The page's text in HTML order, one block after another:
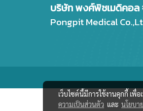
บริษัท พงศ์พิชเมดิคอล
Pongpit Medical
เว็บไซต์นี้มีการใช้งานคุกกี้ เพื่
ความเป็นส่วนตัว และ นโยบา